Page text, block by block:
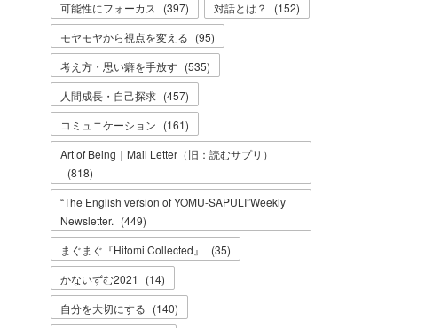
可能性にフォーカス
(397) 対話とは？ (152)
モヤモヤから視点を変える (95)
考え方・思い癖を手放す (535)
人間成長・自己探求 (457)
コミュニケーション (161)
Art of Being｜Mail Letter（旧：読むサプリ）
(818)
“The English version of YOMU-SAPULI”Weekly
Newsletter. (449)
まぐまぐ『Hitomi Collected』
(35)
かないずむ2021
(14)
自分を大切にする (140)